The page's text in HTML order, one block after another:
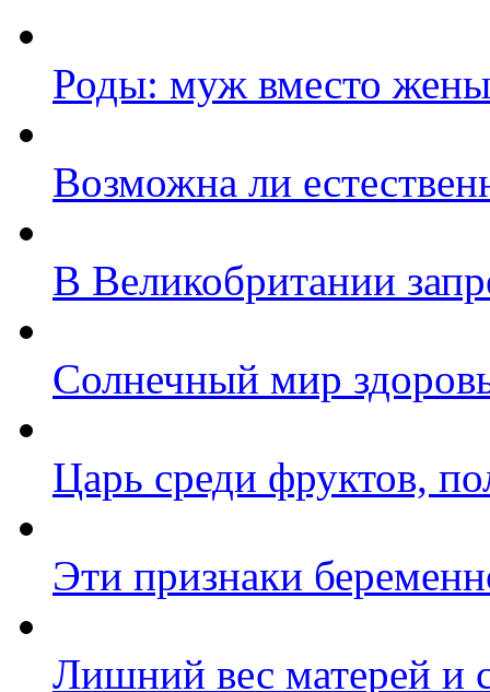
Роды: муж вместо жены
Возможна ли
В Великобритании
Солнечный мир
Царь среди фруктов,
Эти признаки
Лишний вес матерей и